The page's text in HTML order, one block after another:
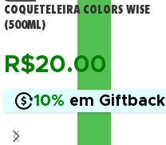
COQUETELEIRA COLORS WISE
(500ML)
R$20.00
10% em Giftback